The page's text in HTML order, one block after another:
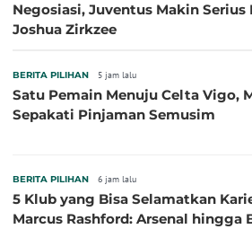
Negosiasi, Juventus Makin Serius
Joshua Zirkzee
BERITA PILIHAN 5 jam lalu
Satu Pemain Menuju Celta Vigo,
Sepakati Pinjaman Semusim
BERITA PILIHAN 6 jam lalu
5 Klub yang Bisa Selamatkan
Marcus Rashford: Arsenal hingga